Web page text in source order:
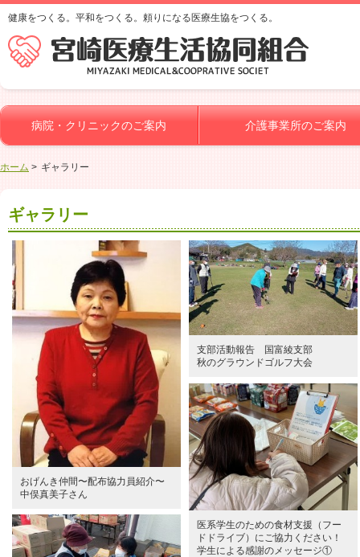
健康をつくる。平和をつくる。頼りになる医療生協をつくる。
病院・クリニックのご案内 介護事業所のご案内
ホーム ギャラリー
ギャラリー
おげんき仲間〜配布協力員紹介〜
中俣真美子さん
支部活動報告 国富綾支部
秋のグラウンドゴルフ大会
医系学生のための食材支援（フー
ドドライブ）にご協力ください！
学生による感謝のメッセージ①